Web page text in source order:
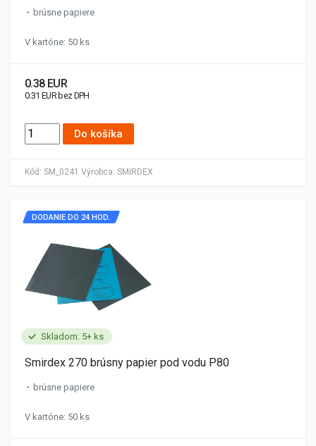
Kód: SM_0241 Výrobca: SMIRDEX
brúsne papiere
V kartóne: 50 ks
0.38 EUR
0.31 EUR bez DPH
Do košíka
Skladom: 5+ ks
DODANIE DO 24 HOD.
Smirdex 270 brúsny papier pod vodu P80
brúsne papiere
V kartóne: 50 ks